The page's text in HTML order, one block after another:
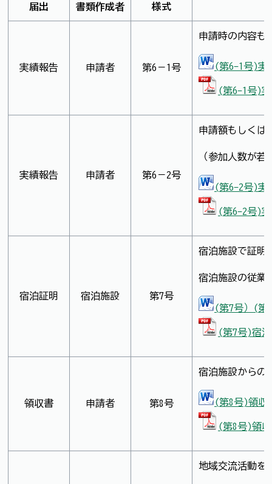
届出 書類作成者 様式
実績報告 申請者 第6－1号
申請時の内容も
(第6-1号)実
(第6-1号)実
実績報告 申請者 第6－2号
申請額もしくは
（参加人数が
(第6-2号)実
(第6-2号)実
宿泊証明 宿泊施設 第7号
宿泊施設で証明
宿泊施設の従業
(第7号）(第
(第7号)宿
領収書 申請者 第8号
宿泊施設からの
(第8号)領収
(第8号)領
地域交流活動を